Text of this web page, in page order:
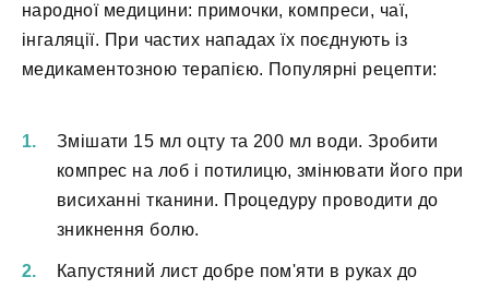
народної медицини: примочки, компреси, чаї,
інгаляції. При частих нападах їх поєднують із
медикаментозною терапією. Популярні рецепти:
Змішати 15 мл оцту та 200 мл води. Зробити
компрес на лоб і потилицю, змінювати його при
висиханні тканини. Процедуру проводити до
зникнення болю.
Капустяний лист добре пом'яти в руках до